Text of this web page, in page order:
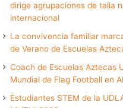
dirige agrupaciones de talla
internacional
La convivencia familiar
de Verano de Escuelas
Coach de Escuelas Aztecas
Mundial de Flag Football en
Estudiantes STEM de la